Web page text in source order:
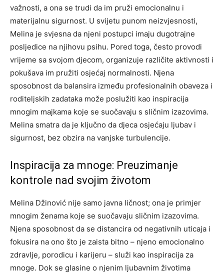
važnosti, a ona se trudi da im pruži emocionalnu i
materijalnu sigurnost. U svijetu punom neizvjesnosti,
Melina je svjesna da njeni postupci imaju dugotrajne
posljedice na njihovu psihu. Pored toga, često provodi
vrijeme sa svojom djecom, organizuje različite aktivnosti i
pokušava im pružiti osjećaj normalnosti. Njena
sposobnost da balansira između profesionalnih obaveza i
roditeljskih zadataka može poslužiti kao inspiracija
mnogim majkama koje se suočavaju s sličnim izazovima.
Melina smatra da je ključno da djeca osjećaju ljubav i
sigurnost, bez obzira na vanjske turbulencije.
Inspiracija za mnoge: Preuzimanje
kontrole nad svojim životom
Melina Džinović nije samo javna ličnost; ona je primjer
mnogim ženama koje se suočavaju sličnim izazovima.
Njena sposobnost da se distancira od negativnih uticaja i
fokusira na ono što je zaista bitno – njeno emocionalno
zdravlje, porodicu i karijeru – služi kao inspiracija za
mnoge. Dok se glasine o njenim ljubavnim životima